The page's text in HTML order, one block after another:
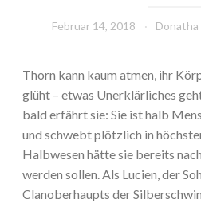
Februar 14, 2018 Donatha
Thorn kann kaum atmen, ihr
glüht – etwas Unerklärliches
bald erfährt sie: Sie ist halb
und schwebt plötzlich in
Halbwesen hätte sie bereits
werden sollen. Als Lucien, der
Clanoberhaupts der